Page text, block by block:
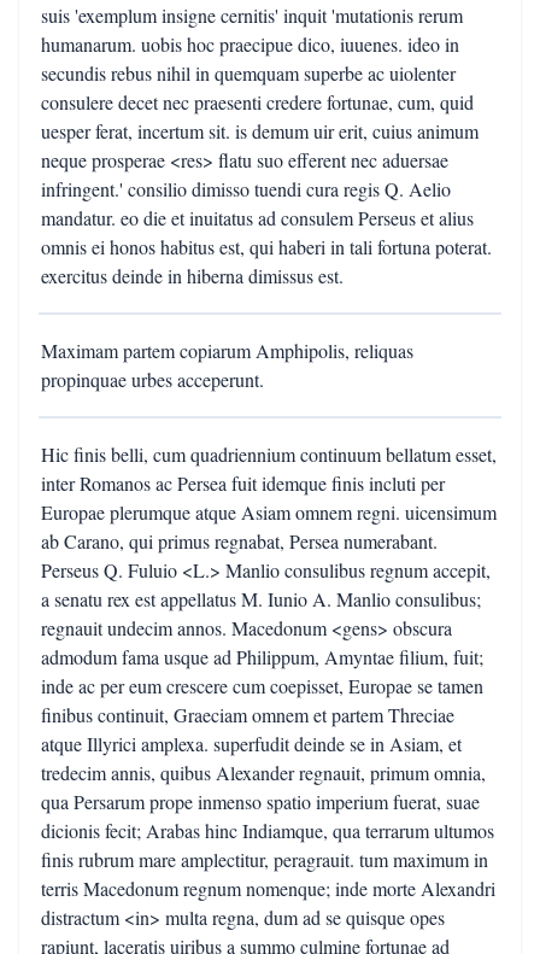
suis 'exemplum insigne cernitis' inquit 'mutationis rerum
humanarum. uobis hoc praecipue dico, iuuenes. ideo in
secundis rebus nihil in quemquam superbe ac uiolenter
consulere decet nec praesenti credere fortunae, cum, quid
uesper ferat, incertum sit. is demum uir erit, cuius animum
neque prosperae <res> flatu suo efferent nec aduersae
infringent.' consilio dimisso tuendi cura regis Q. Aelio
mandatur. eo die et inuitatus ad consulem Perseus et alius
omnis ei honos habitus est, qui haberi in tali fortuna poterat.
exercitus deinde in hiberna dimissus est.
Maximam partem copiarum Amphipolis, reliquas
propinquae urbes acceperunt.
Hic finis belli, cum quadriennium continuum bellatum esset,
inter Romanos ac Persea fuit idemque finis incluti per
Europae plerumque atque Asiam omnem regni. uicensimum
ab Carano, qui primus regnabat, Persea numerabant.
Perseus Q. Fuluio <L.> Manlio consulibus regnum accepit,
a senatu rex est appellatus M. Iunio A. Manlio consulibus;
regnauit undecim annos. Macedonum <gens> obscura
admodum fama usque ad Philippum, Amyntae filium, fuit;
inde ac per eum crescere cum coepisset, Europae se tamen
finibus continuit, Graeciam omnem et partem Threciae
atque Illyrici amplexa. superfudit deinde se in Asiam, et
tredecim annis, quibus Alexander regnauit, primum omnia,
qua Persarum prope inmenso spatio imperium fuerat, suae
dicionis fecit; Arabas hinc Indiamque, qua terrarum ultumos
finis rubrum mare amplectitur, peragrauit. tum maximum in
terris Macedonum regnum nomenque; inde morte Alexandri
distractum <in> multa regna, dum ad se quisque opes
rapiunt, laceratis uiribus a summo culmine fortunae ad